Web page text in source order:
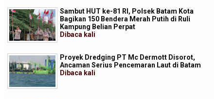
Sambut HUT ke-81 RI, Polsek Batam Kota
Bagikan 150 Bendera Merah Putih di Ruli
Kampung Belian Perpat
Dibaca kali
Proyek Dredging PT Mc Dermott Disorot,
Ancaman Serius Pencemaran Laut di Batam
Dibaca kali